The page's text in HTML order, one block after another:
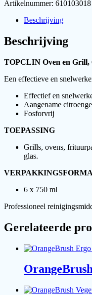
Grill,
aantal
Artikelnummer: 610103018
Beschrijving
Beschrijving
TOPCLIN Oven en Grill,
Een effectieve en
Effectief en
Aangename
Fosforvrij
TOEPASSING
Grills, ovens,
glas.
6 x 750 ml
Professioneel
Gerelateerde